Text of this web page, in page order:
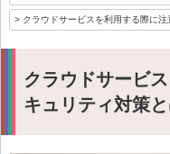
クラウドサービスを利用する際に
クラウドサービ
キュリティ対策と